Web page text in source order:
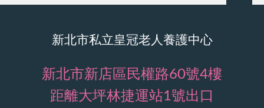
新北市私立皇冠老人養護中心
新北市新店區民權路60號4樓
距離大坪林捷運站1號出口